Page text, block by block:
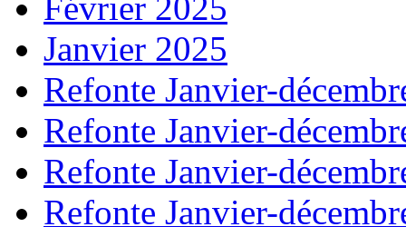
Janvier 2025
Refonte Janvier-
Refonte Janvier-
Refonte Janvier-
Refonte Janvier-